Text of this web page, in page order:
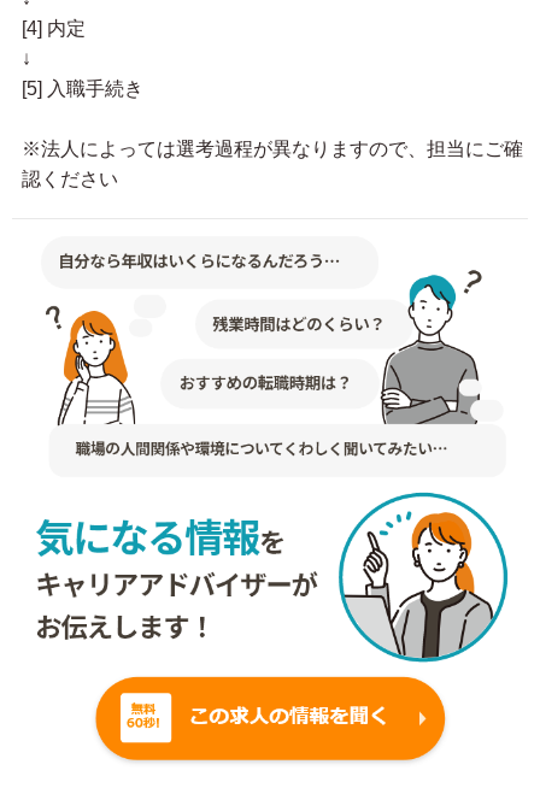
[4] 内定
↓
[5] 入職手続き
※法人によっては選考過程が異なりますので、担当にご確
認ください